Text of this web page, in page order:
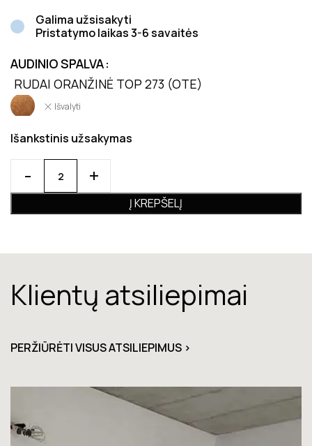
Galima užsisakyti
Pristatymo laikas 3-6 savaitės
AUDINIO SPALVA
RUDAI ORANŽINĖ TOP 273 (OTE)
Išvalyti
Išankstinis užsakymas
Į KREPŠELĮ
Klientų atsiliepimai
PERŽIŪRĖTI VISUS ATSILIEPIMUS >